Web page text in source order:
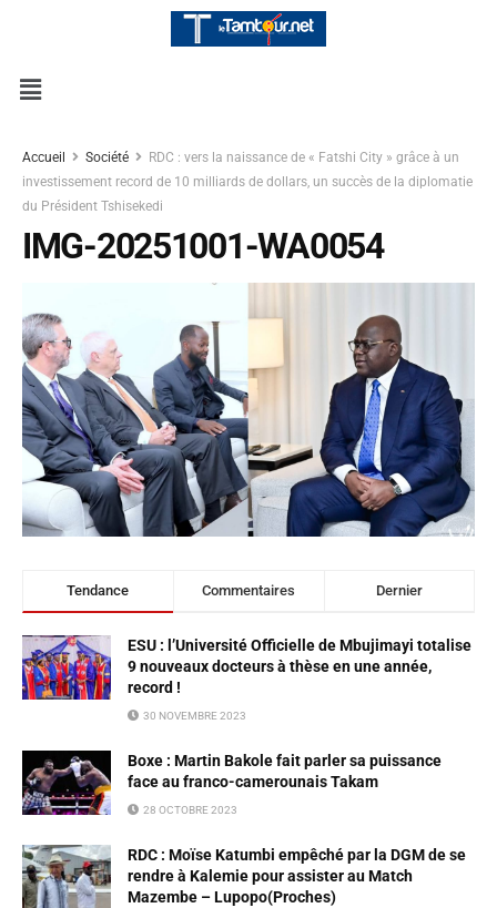
Accueil Société
RDC : vers la naissance de « Fatshi City » grâce à un
investissement record de 10 milliards de dollars, un succès de la diplomatie
du Président Tshisekedi
IMG-20251001-WA0054
Tendance Commentaires Dernier
ESU : l’Université Officielle de Mbujimayi totalise
9 nouveaux docteurs à thèse en une année,
record !
30 NOVEMBRE 2023
Boxe : Martin Bakole fait parler sa puissance
face au franco-camerounais Takam
28 OCTOBRE 2023
RDC : Moïse Katumbi empêché par la DGM de se
rendre à Kalemie pour assister au Match
Mazembe – Lupopo(Proches)